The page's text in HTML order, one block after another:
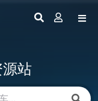
站